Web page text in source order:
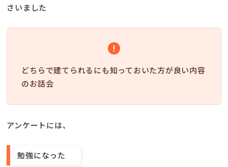
さいました
どちらで建てられるにも知っておいた方が良い内容
のお話会
アンケートには、
勉強になった